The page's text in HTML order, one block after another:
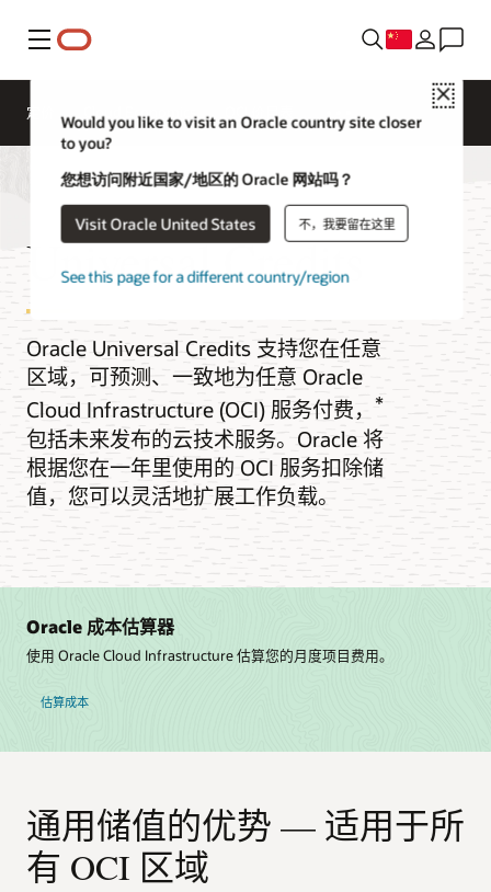
菜单
Close
Would you like to visit an Oracle country site closer
to you?
您想访问附近国家/地区的 Oracle 网站吗？
Visit Oracle United States 不，我要留在这里
See this page for a different country/region
定价 Cloud Economics OCI 价目表
Universal Credits
Oracle Universal Credits 支持您在任意
区域，可预测、一致地为任意 Oracle
Cloud Infrastructure (OCI) 服务付费，
*
包括未来发布的云技术服务。Oracle 将
根据您在一年里使用的 OCI 服务扣除储
值，您可以灵活地扩展工作负载。
Oracle 成本估算器
使用 Oracle Cloud Infrastructure 估算您的月度项目费用。
估算成本
通用储值的优势 — 适用于所
有 OCI 区域